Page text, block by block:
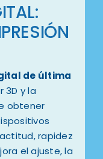
de última
3D y la
obtener
rapidez
el ajuste, la